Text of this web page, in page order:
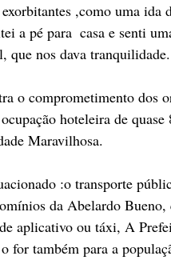
,como uma ida
a pé para  casa e senti
nos dava tranquilidade.
o comprometimento dos
hoteleira de quase
Maravilhosa.
:o transporte
da Abelardo
aplicativo ou táxi, A
for também para a